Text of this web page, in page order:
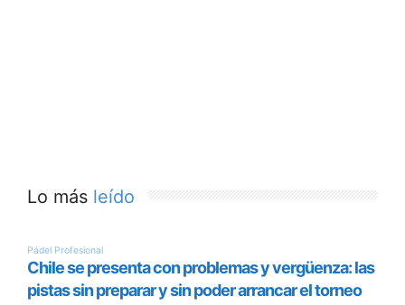
Lo más leído